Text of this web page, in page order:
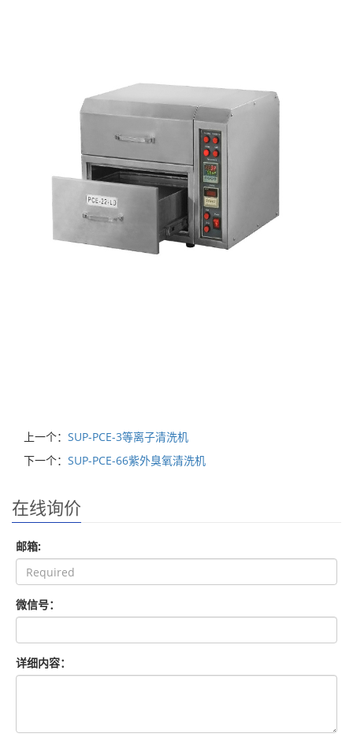
上一个： SUP-PCE-3等离子清洗机
下一个： SUP-PCE-66紫外臭氧清洗机
在线询价
邮箱:
微信号：
详细内容：